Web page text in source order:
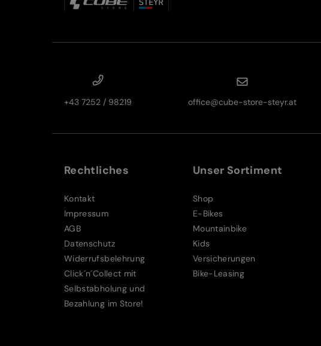
+43 7252 / 98219 office@cube-store-steyr.at
Rechtliches
Kontakt
Impressum
AGB
Datenschutz
Widerrufsbelehrung
Click´n´Collect mit
Selbstabholung und
Bezahlung im Store!
Unser Sortiment
Shop
E-Bikes
Mountainbike
Kids
Versicherungen
Bike-Leasing